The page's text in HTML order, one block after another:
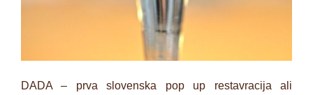
DADA – prva slovenska pop up restavracija ali